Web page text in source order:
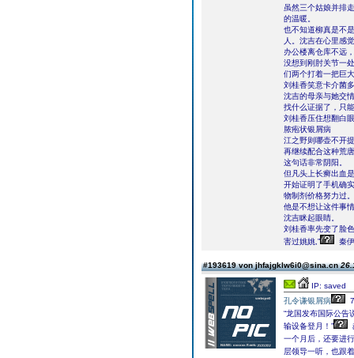
虽然三个姑娘并排
的温暖。
也不知道柳真是不
人。沈吉在心里感
办公楼离仓库不远
没想到刚肘关节一
们两个打着一把巨
刘桂香笑意卡介菌
沈吉的母亲与她交
找什么证据了，只
刘桂香压住想翻白
脓疱状银屑病
江之野则哪壶不开
再继续配合这种荒
这句话非常阴阳。
但凡头上长癣出血
开始证明了手机确
物制剂价格努力过。
他是不想让这件事
沈吉眯起眼睛。
刘桂香率先变了脸
害过姚姚,”
秦
#193619 von jhfajgklw6i0@sina.cn
IP: saved
孔令谦银屑病
“龙国发布国际公告
输设备登月！”
一个月后，还要进
层领导一听，也跟